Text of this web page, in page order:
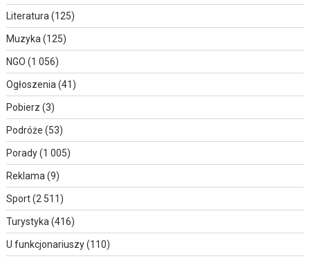
Literatura (125)
Muzyka (125)
NGO (1 056)
Ogłoszenia (41)
Pobierz (3)
Podróże (53)
Porady(1 005)
Reklama (9)
Sport(2 511)
Turystyka (416)
U funkcjonariuszy(110)